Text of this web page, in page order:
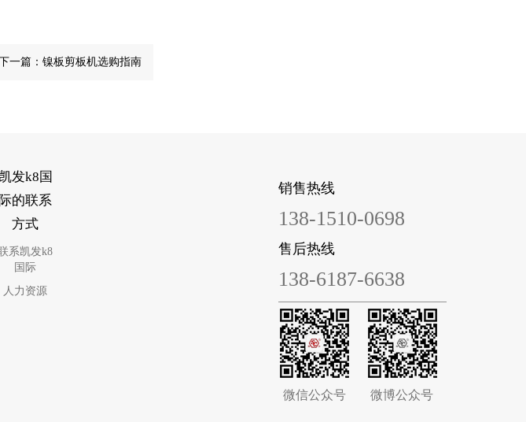
一篇： 镍板剪板机选购指南
凯发k8国
际的联系
方式
系凯发k8
国际
人力资源
销售热线
138-1510-0698
售后热线
138-6187-6638
微信公众号 微博公众号